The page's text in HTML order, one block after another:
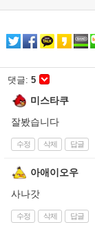
댓글: 5
미스타쿠
잘봤습니다
수정 삭제 답글
아애이오우
사나갓
수정 삭제 답글